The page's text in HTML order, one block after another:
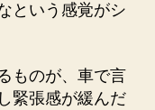
という感覚がシ
ものが、車で言
緊張感が緩んだ